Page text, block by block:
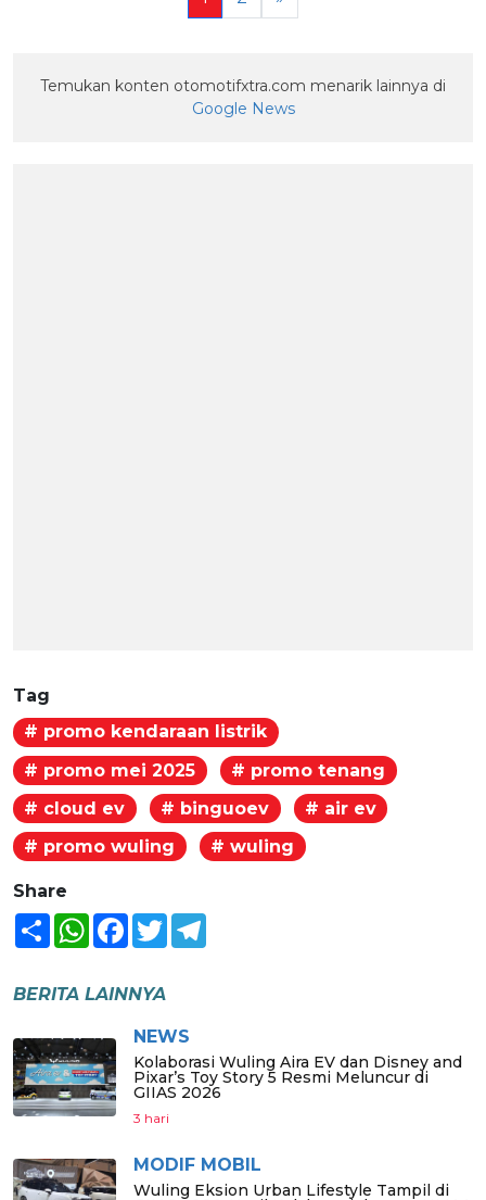
Temukan konten otomotifxtra.com menarik lainnya di
Google News
Tag
# promo kendaraan listrik
# promo mei 2025
# promo tenang
# cloud ev
# binguoev
# air ev
# promo wuling
# wuling
Share
Share WhatsAppFacebook
Twitter
BERITA LAINNYA
NEWS
Kolaborasi Wuling Aira EV dan Disney and
Pixar’s Toy Story 5 Resmi Meluncur di
GIIAS 2026
3 hari
MODIF MOBIL
Wuling Eksion Urban Lifestyle Tampil di